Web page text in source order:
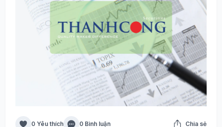
0 Yêu thích 0 Bình luận Chia sẻ